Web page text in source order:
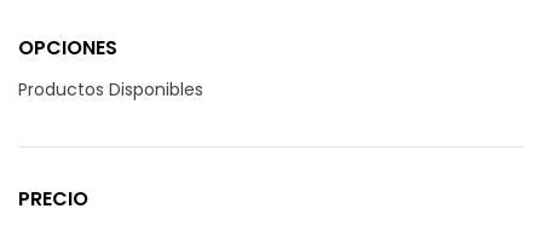
OPCIONES
Productos Disponibles
PRECIO